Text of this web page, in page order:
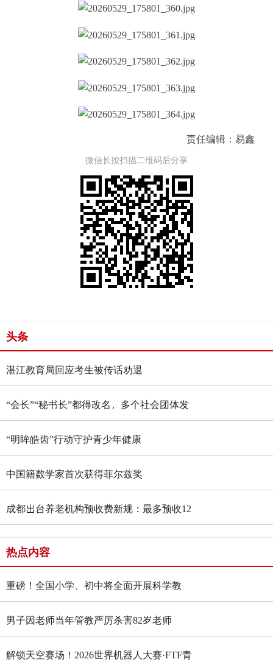
责任编辑：易鑫
微信长按扫描二维码后分享
头条
湛江教育局回应考生被传话劝退
“会长”“秘书长”都得改名，多个社会团体发
通知
“明眸皓齿”行动守护青少年健康
中国籍数学家首次获得菲尔兹奖
成都出台养老机构预收费新规：最多预收12
个月，资金由银行专户存管
热点内容
重磅！全国小学、初中将全面开展科学教
育“做中学”领航行动
男子因老师当年管教严厉杀害82岁老师
解锁天空赛场！2026世界机器人大赛·FTF青